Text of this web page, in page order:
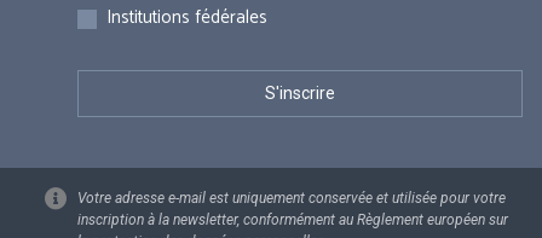
Institutions fédérales
Votre adresse e-mail est uniquement conservée et utilisée pour votre
inscription à la newsletter, conformément au Règlement européen sur